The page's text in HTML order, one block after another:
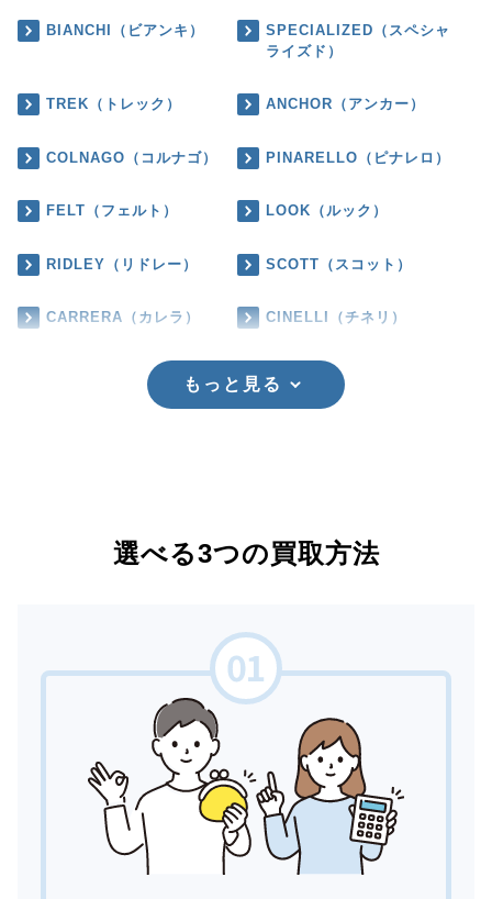
BIANCHI（ビアンキ）
SPECIALIZED（スペシャ
ライズド）
TREK（トレック） ANCHOR（アンカー）
COLNAGO（コルナゴ） PINARELLO（ピナレロ）
FELT（フェルト） LOOK（ルック）
RIDLEY（リドレー） SCOTT（スコット）
CARRERA（カレラ） CINELLI（チネリ）
もっと見る
選べる3つの買取方法